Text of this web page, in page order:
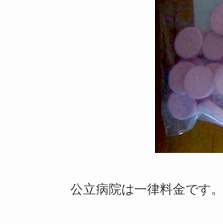
公立病院は一律料金です。